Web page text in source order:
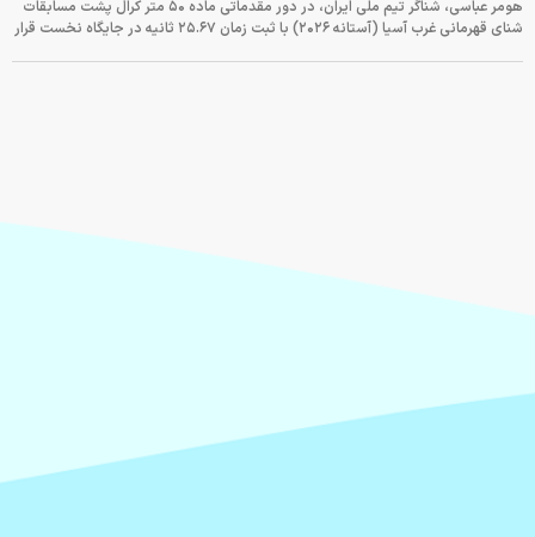
هومر عباسی، شناگر تیم ملی ایران، در دور مقدماتی ماده ۵۰ متر کرال پشت مسابقات
شنای قهرمانی غرب آسیا (آستانه ۲۰۲۶) با ثبت زمان ۲۵.۶۷ ثانیه در جایگاه نخست قرار